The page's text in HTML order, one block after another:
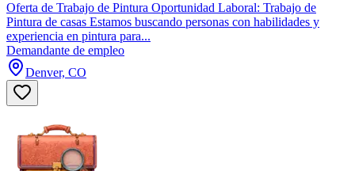
Oferta de Trabajo de Pintura Oportunidad Laboral: Trabajo de
Pintura de casas Estamos buscando personas con habilidades y
experiencia en pintura para...
Demandante de empleo
Denver, CO